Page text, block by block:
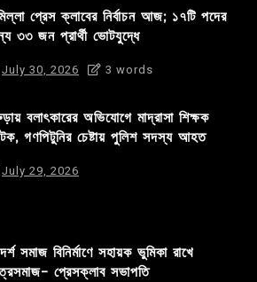
প্রেস ক্লাবের নির্বাচন আজ; ১৭টি পদের
৩৩ জন প্রার্থী ভোটযুদ্ধে
July 30, 2026 3 words
বলাৎকারের অভিযোগে মাদ্রাসা শিক্ষক
গণপিটুনির চেষ্টায় পুলিশ সদস্য আহত
July 29, 2026
সমাজ বিনির্মাণে সহায়ক ভুমিকা রাখে
প্রেসক্লাব সভাপতি